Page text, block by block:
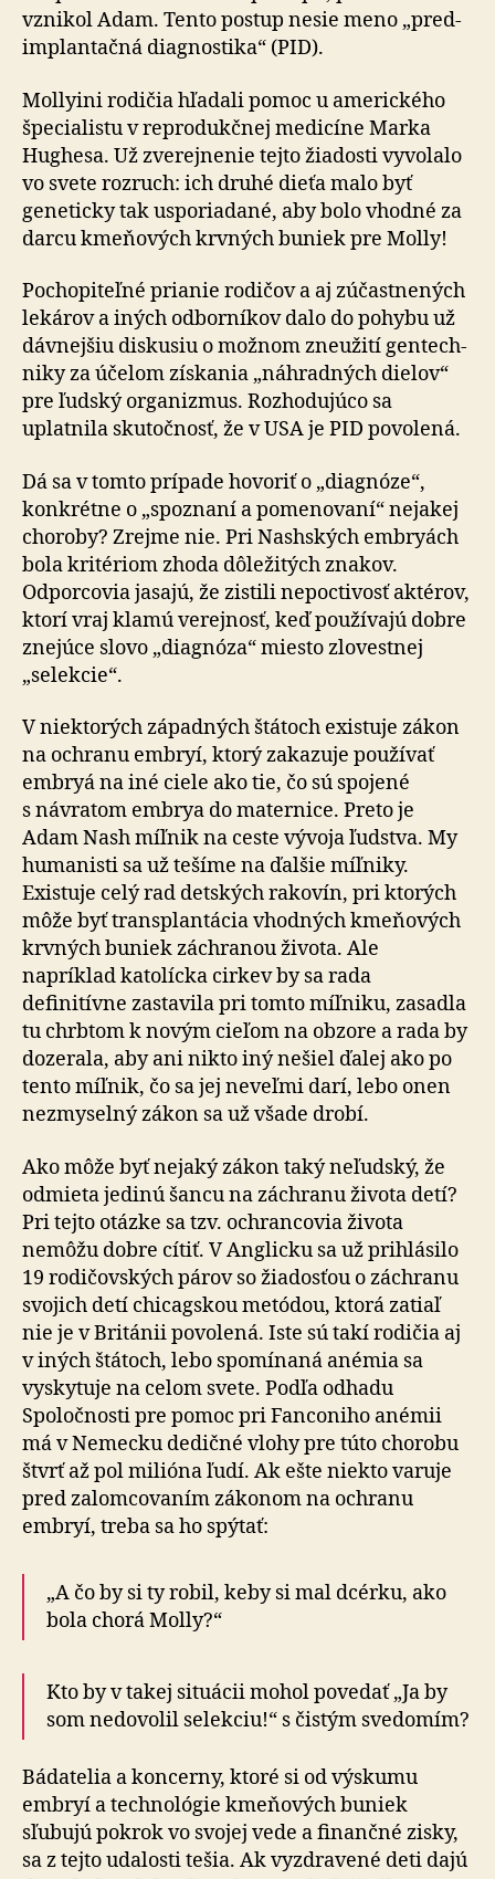
vznikol Adam. Tento postup nesie meno „pred­
im­plan­tač­ná diag­no­sti­ka“ (PID).
Mollyini rodičia hľadali pomoc u amerického
špecialistu v reprodukčnej medicíne Marka
Hughesa. Už zverejnenie tejto žiadosti vyvolalo
vo svete rozruch: ich druhé dieťa malo byť
geneticky tak usporiadané, aby bolo vhodné za
darcu kmeňových krvných buniek pre Molly!
Pochopiteľné prianie rodičov a aj zúčastnených
lekárov a iných odborníkov dalo do pohybu už
dávnejšiu diskusiu o možnom zneužití gen­tech­
niky za účelom získania „náhradných dielov“
pre ľudský organizmus. Rozhodujúco sa
uplatnila skutočnosť, že v USA je PID povolená.
Dá sa v tomto prípade hovoriť o „diagnóze“,
konkrétne o „spoznaní a pomenovaní“ nejakej
choroby? Zrejme nie. Pri Nashských embryách
bola kritériom zhoda dôležitých znakov.
Odporcovia jasajú, že zistili nepoctivosť aktérov,
ktorí vraj klamú verejnosť, keď používajú dobre
znejúce slovo „diagnóza“ miesto zlovestnej
„selekcie“.
V niektorých západných štátoch existuje zákon
na ochranu embryí, ktorý zakazuje používať
embryá na iné ciele ako tie, čo sú spojené
s návratom embrya do maternice. Preto je
Adam Nash míľnik na ceste vývoja ľudstva. My
humanisti sa už tešíme na ďalšie míľniky.
Existuje celý rad detských rakovín, pri ktorých
môže byť transplantácia vhodných kmeňových
krvných buniek záchranou života. Ale
napríklad katolícka cirkev by sa rada
definitívne zastavila pri tomto míľniku, zasadla
tu chrbtom k novým cieľom na obzore a rada by
dozerala, aby ani nikto iný nešiel ďalej ako po
tento míľnik, čo sa jej neveľmi darí, lebo onen
nezmyselný zákon sa už všade drobí.
Ako môže byť nejaký zákon taký neľudský, že
odmieta jedinú šancu na záchranu života detí?
Pri tejto otázke sa tzv. ochrancovia života
nemôžu dobre cítiť. V Anglicku sa už prihlásilo
19 rodičovských párov so žiadosťou o záchranu
svojich detí chicagskou metódou, ktorá zatiaľ
nie je v Británii povolená. Iste sú takí rodičia aj
v iných štátoch, lebo spomínaná anémia sa
vyskytuje na celom svete. Podľa odhadu
Spoločnosti pre pomoc pri Fanconiho anémii
má v Nemecku dedičné vlohy pre túto chorobu
štvrť až pol milióna ľudí. Ak ešte niekto varuje
pred zalomcovaním zákonom na ochranu
embryí, treba sa ho spýtať:
„A čo by si ty robil, keby si mal dcérku, ako
bola chorá Molly?“
Kto by v takej situácii mohol povedať „Ja by
som nedovolil selekciu!“ s čistým svedomím?
Bádatelia a koncerny, ktoré si od výskumu
embryí a technológie kmeňových buniek
sľubujú pokrok vo svojej vede a finančné zisky,
sa z tejto udalosti tešia. Ak vyzdravené deti dajú